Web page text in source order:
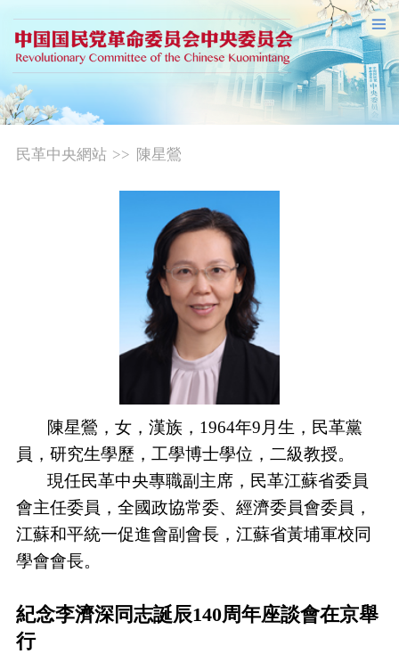
民革中央網站 >> 陳星鶯
陳星鶯，女，漢族，1964年9月生，民革黨
員，研究生學歷，工學博士學位，二級教授。
現任民革中央專職副主席，民革江蘇省委員
會主任委員，全國政協常委、經濟委員會委員，
江蘇和平統一促進會副會長，江蘇省黃埔軍校同
學會會長。
紀念李濟深同志誕辰140周年座談會在京舉
行